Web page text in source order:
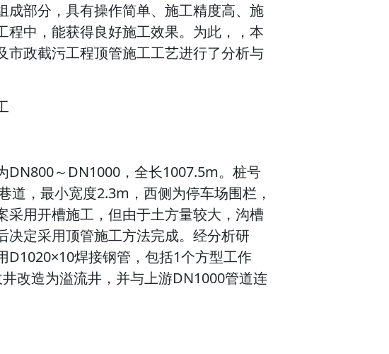
成部分，具有操作简单、施工精度高、施
中，能获得良好施工效果。为此，，本
政截污工程顶管施工工艺进行了分析与
DN800～DN1000，全长1007.5m。桩号
道，最小宽度2.3m，西侧为停车场围栏，
采用开槽施工，但由于土方量较大，沟槽
决定采用顶管施工方法完成。经分析研
D1020×10焊接钢管，包括1个方型工作
改造为溢流井，并与上游DN1000管道连